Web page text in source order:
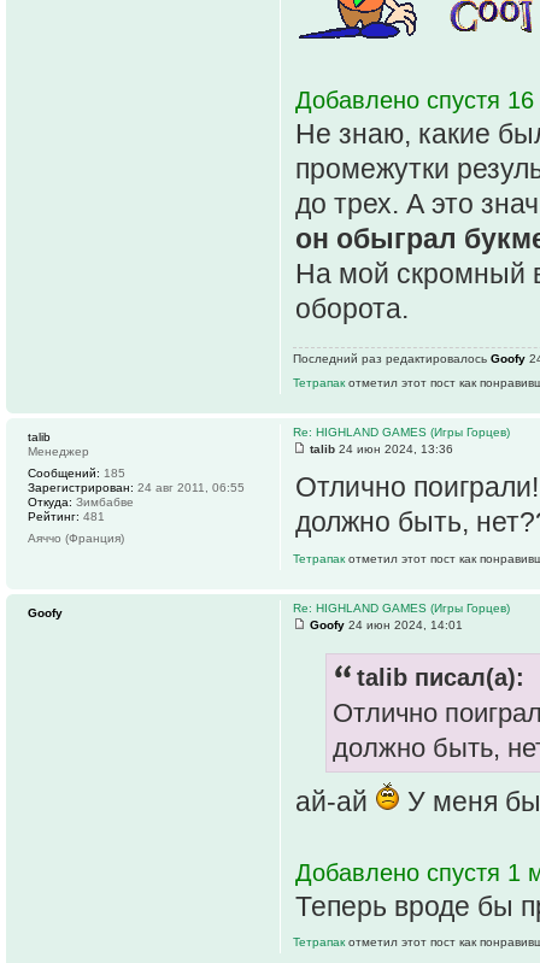
Добавлено спустя
Не знаю, какие
промежутки
до трех. А это
он обыграл
На мой скромный
оборота.
Последний раз редактировалось Goofy
Тетрапак отметил этот пост как
Re: HIGHLAND GAMES (Игры Горцев)
talib 24 июн 2024, 13:36
Отлично
должно быть,
Тетрапак отметил этот пост как
talib
Менеджер
Сообщений: 185
Зарегистрирован: 24 авг 2011, 06:55
Откуда: Зимбабве
Рейтинг: 481
Аяччо (Франция)
Re: HIGHLAND GAMES (Игры Горцев)
Goofy 24 июн 2024, 14:01
talib писал(а):
Отлично
должно быть,
ай-ай У меня
Добавлено спустя 1
Теперь вроде бы
Тетрапак отметил этот пост как
Goofy